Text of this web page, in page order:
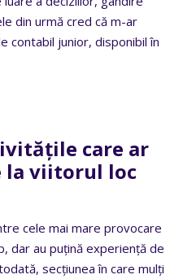
din urmă cred că m-ar
contabil junior, disponibil în
care ar
la viitorul loc
cele mai mare provocare
dar au puțină experiență de
secțiunea în care mulți